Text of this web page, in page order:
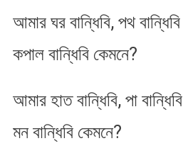
আমার ঘর বান্ধিবি, পথ বান্ধিবি
কপাল বান্ধিবি কেমনে?
আমার হাত বান্ধিবি, পা বান্ধিবি
মন বান্ধিবি কেমনে?